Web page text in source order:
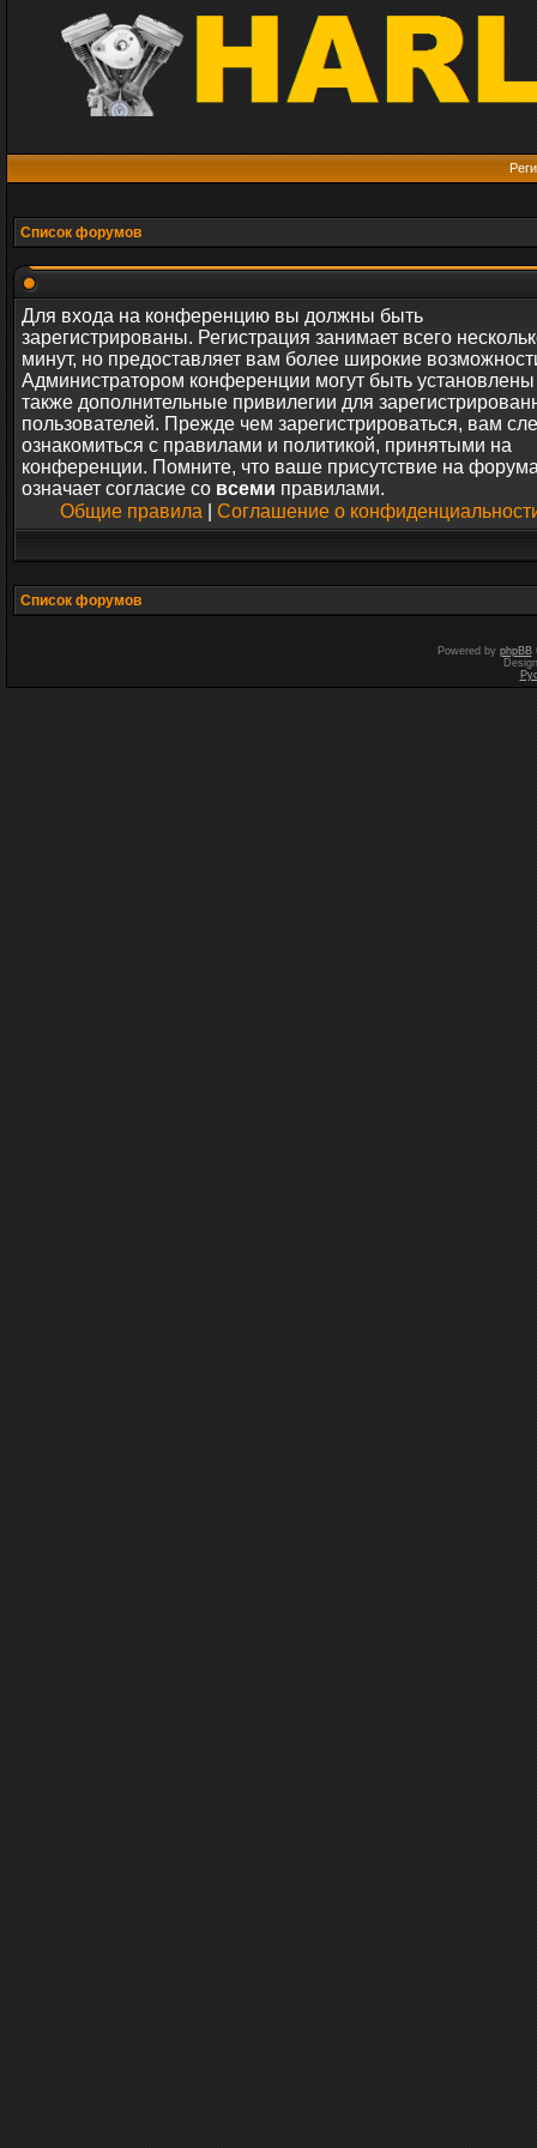
Список форумов
Для входа на конференцию вы должны быть
зарегистрированы. Регистрация занимает всего
минут, но предоставляет вам более широкие
Администратором конференции могут быть установлены
также дополнительные привилегии для
пользователей. Прежде чем зарегистрироваться, вам
ознакомиться с правилами и политикой, принятыми на
конференции. Помните, что ваше присутствие на
означает согласие со всеми правилами.
Общие правила
Соглашение о
Список форумов
Powered by phpBB